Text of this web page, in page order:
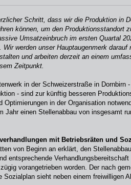
Schritt, dass wir die Produktion in
können, um den Produktionsstandort
Umsatzeinbruch im ersten Quartal
Wir werden unser Hauptaugenmerk darauf
und arbeiten derzeit an einem
Zeitpunkt.
in der Schweizerstraße in Dornbirn
- sind zur künftig besseren
Optimierungen in der Organisation
Jahr einen Stellenabbau von insgesamt
mit Betriebsräten und
von Beginn an erklärt, den
entsprechende
vorangetrieben worden. Der nach
Sozialplan sieht neben einem freiwilligen